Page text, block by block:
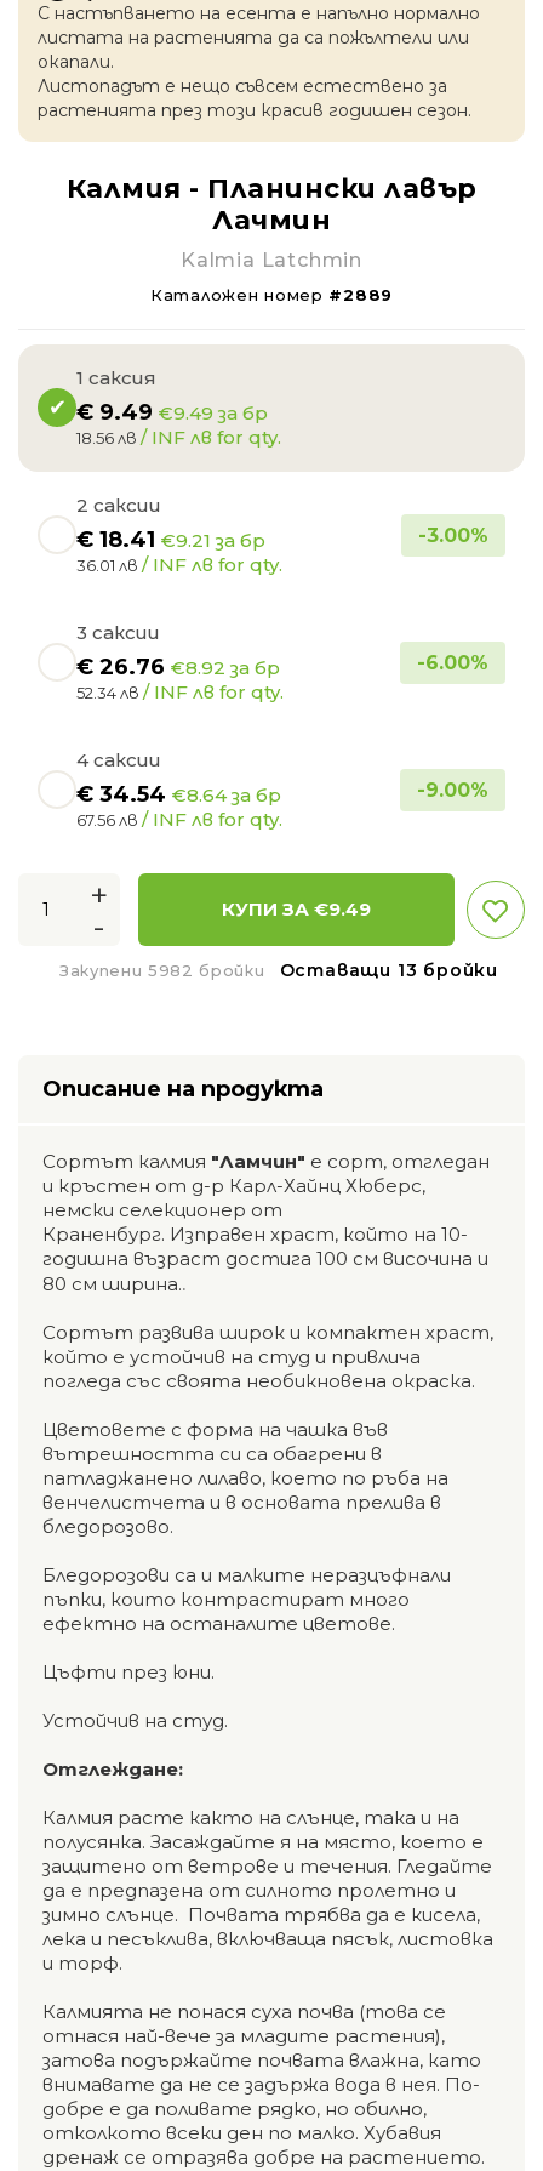
С настъпването на есентa е напълно нормално
листата на растенията да са пожълтели или
окапaли.
Листопадът е нещо съвсем естествено за
растенията през този красив годишен сезон.
Калмия - Планински лавър
Лачмин
Kalmia Latchmin
Каталожен номер #2889
1 саксия
€ 9.49 €9.49 за бр
18.56 лв / INF лв for qty.
2 саксии
€ 18.41 €9.21 за бр
36.01 лв / INF лв for qty.
-3.00%
3 саксии
€ 26.76 €8.92 за бр
52.34 лв / INF лв for qty.
-6.00%
4 саксии
€ 34.54 €8.64 за бр
67.56 лв / INF лв for qty.
-9.00%
+
-
КУПИ ЗА €9.49
Закупени 5982 бройки Оставащи 13 бройки
Описание на продукта
Сортът калмия "Ламчин" е сорт, отгледан
и кръстен от д-р Карл-Хайнц Хюберс,
немски селекционер от
Краненбург. Изправен храст, който на 10-
годишна възраст достига 100 см височина и
80 см ширина..
Сортът развива широк и компактен храст,
който е устойчив на студ и привлича
погледа със своята необикновена окраска.
Цветовете с форма на чашка във
вътрешността си са обагрени в
патладжанено лилаво, което по ръба на
венчелистчета и в основата прелива в
бледорозово.
Бледорозови са и малките неразцъфнали
пъпки, които контрастират много
ефектно на останалите цветове.
Цъфти през юни.
Устойчив на студ.
Отглеждане:
Калмия расте както на слънце, така и на
полусянка. Засаждайте я на място, което е
защитено от ветрове и течения. Гледайте
да е предпазена от силното пролетно и
зимно слънце. Почвата трябва да е кисела,
лека и песъклива, включваща пясък, листовка
и торф.
Калмията не понася суха почва (това се
отнася най-вече за младите растения),
затова подържайте почвата влажна, като
внимавате да не се задържа вода в нея. По-
добре е да поливате рядко, но обилно,
отколкото всеки ден по малко. Хубавия
дренаж се отразява добре на растението.